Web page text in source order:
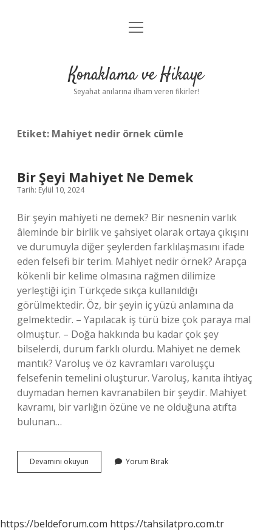
Anasayfa
Yasal Uyarı
menüyü
Konaklama ve Hikaye
Seyahat anılarına ilham veren fikirler!
Etiket: Mahiyet nedir örnek cümle
Bir Şeyi Mahiyet Ne Demek
Tarih: Eylül 10, 2024
Bir şeyin mahiyeti ne demek? Bir nesnenin varlık
âleminde bir birlik ve şahsiyet olarak ortaya çıkışını
ve durumuyla diğer şeylerden farklılaşmasını ifade
eden felsefi bir terim. Mahiyet nedir örnek? Arapça
kökenli bir kelime olmasına rağmen dilimize
yerleştiği için Türkçede sıkça kullanıldığı
görülmektedir. Öz, bir şeyin iç yüzü anlamına da
gelmektedir. – Yapılacak iş türü bize çok paraya mal
olmuştur. – Doğa hakkında bu kadar çok şey
bilselerdi, durum farklı olurdu. Mahiyet ne demek
mantık? Varoluş ve öz kavramları varoluşçu
felsefenin temelini oluşturur. Varoluş, kanıta ihtiyaç
duymadan hemen kavranabilen bir şeydir. Mahiyet
kavramı, bir varlığın özüne ve ne olduğuna atıfta
bulunan…
Devamını okuyun
Şeyi
Yorum Bırak
https://beldeforum.com https://tahsilatpro.com.tr